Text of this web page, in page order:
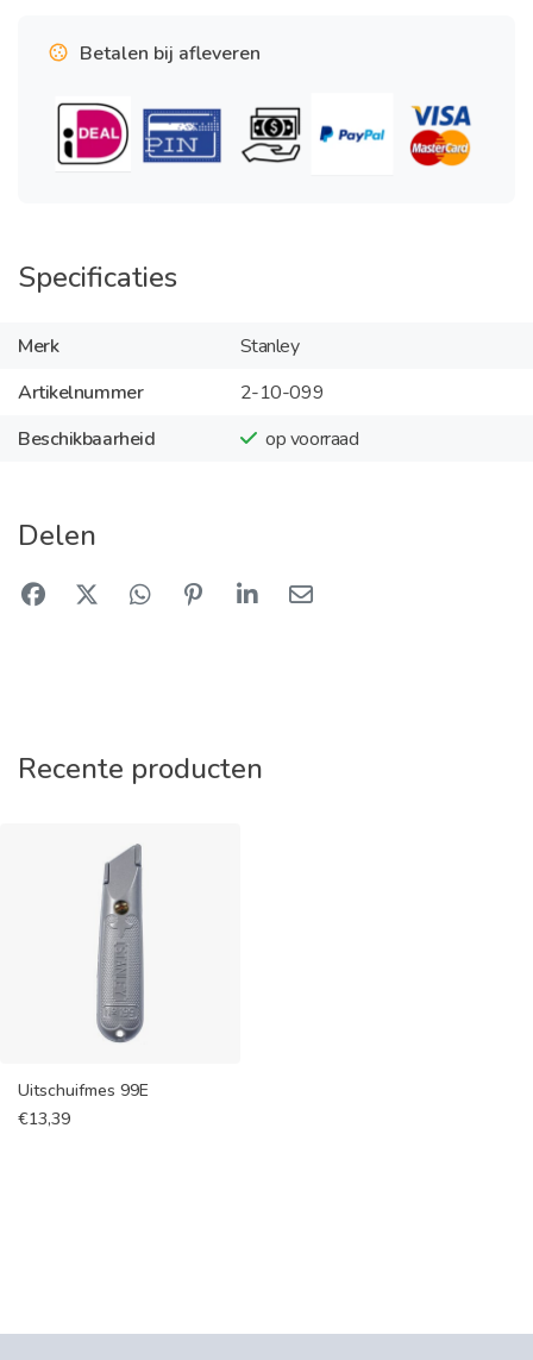
Betalen bij afleveren
Specificaties
Merk
Stanley
Artikelnummer
2-10-099
Beschikbaarheid
op voorraad
Delen
Recente producten
Uitschuifmes 99E
€13,39